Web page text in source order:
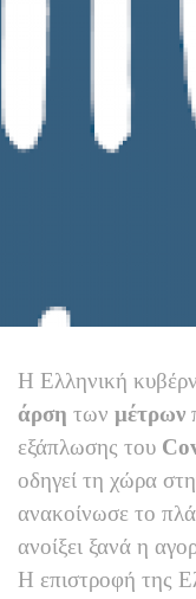
Η Ελληνική
άρση των μέτρων
εξάπλωσης του
οδηγεί τη χώρα
ανακοίνωσε το
ανοίξει ξανά η
Η επιστροφή της